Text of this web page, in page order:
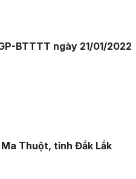
BTTTT ngày 21/01/2022
Thuột, tỉnh Đắk Lắk